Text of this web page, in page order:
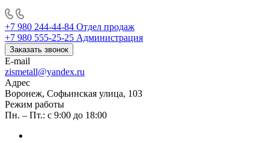
+7 980 244-44-84 Отдел продаж
+7 980 555-25-25 Администрация
Заказать звонок
E-mail
zismetall@yandex.ru
Адрес
Воронеж, Софьинская улица, 103
Режим работы
Пн. – Пт.: с 9:00 до 18:00